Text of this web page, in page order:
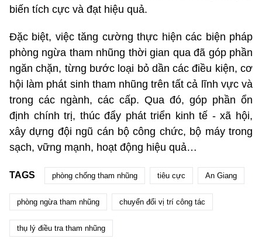
biến tích cực và đạt hiệu quả.
Đặc biệt, việc tăng cường thực hiện các biện pháp
phòng ngừa tham nhũng thời gian qua đã góp phần
ngăn chặn, từng bước loại bỏ dần các điều kiện, cơ
hội làm phát sinh tham nhũng trên tất cả lĩnh vực và
trong các ngành, các cấp. Qua đó, góp phần ổn
định chính trị, thúc đẩy phát triển kinh tế - xã hội,
xây dựng đội ngũ cán bộ công chức, bộ máy trong
sạch, vững mạnh, hoạt động hiệu quả…
TAGS phòng chống tham nhũng tiêu cực An Giang
phòng ngừa tham nhũng chuyển đổi vị trí công tác
thụ lý điều tra tham nhũng